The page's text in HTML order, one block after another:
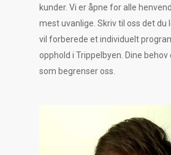
kunder. Vi er åpne for alle
mest uvanlige. Skriv til oss det du
vil forberede et individuelt
opphold i Trippelbyen. Dine
som begrenser oss.